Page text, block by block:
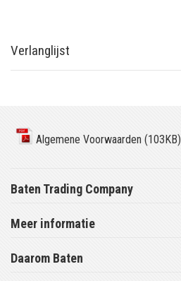
Verlanglijst
Algemene Voorwaarden (103KB)
Baten Trading Company
Meer informatie
Daarom Baten